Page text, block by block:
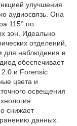
улучшения
аудиосвязь. Она
115° по
зон. Идеально
отделений,
для наблюдения в
обеспечивает
и Forensic
цвета и
освещения
снижает
данных.